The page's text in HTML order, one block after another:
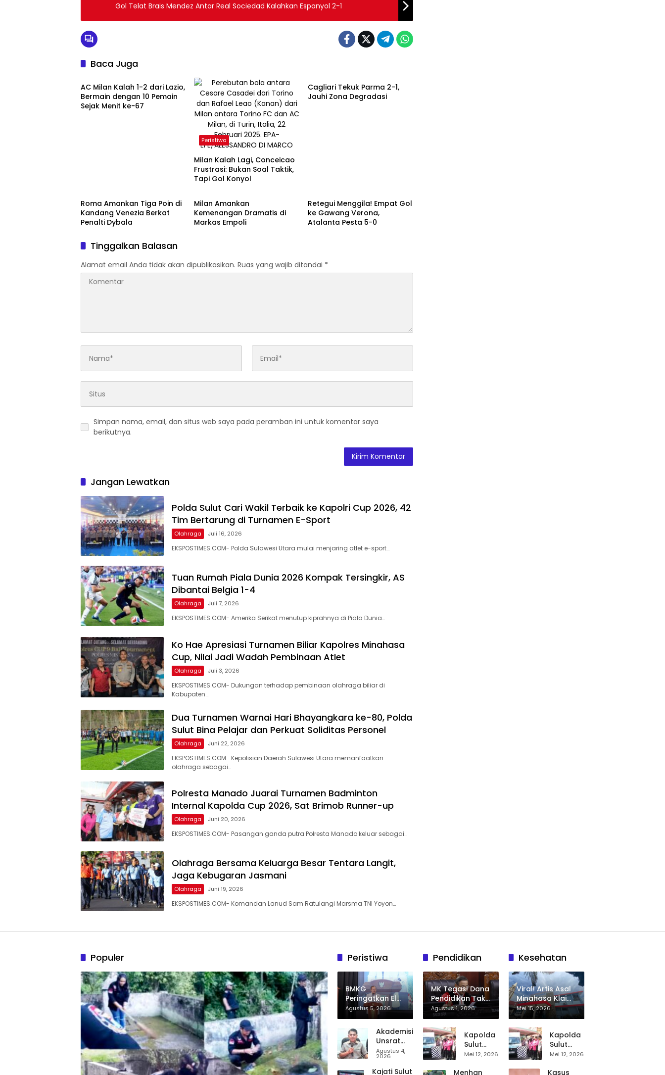
Gol Telat Brais Mendez Antar Real Sociedad Kalahkan Espanyol 2-1
Baca Juga
Olahraga
AC Milan Kalah 1-2 dari Lazio,
Bermain dengan 10 Pemain
Sejak Menit ke-67
Peristiwa
Milan Kalah Lagi, Conceicao
Frustrasi: Bukan Soal Taktik,
Tapi Gol Konyol
Cagliari Tekuk Parma 2-1,
Jauhi Zona Degradasi
Roma Amankan Tiga Poin di
Kandang Venezia Berkat
Penalti Dybala
Olahraga
Milan Amankan
Kemenangan Dramatis di
Markas Empoli
Retegui Menggila! Empat Gol
ke Gawang Verona,
Atalanta Pesta 5-0
Tinggalkan Balasan
Alamat email Anda tidak akan dipublikasikan. Ruas yang wajib ditandai *
Simpan nama, email, dan situs web saya pada peramban ini untuk komentar saya
berikutnya.
Jangan Lewatkan
Polda Sulut Cari Wakil Terbaik ke Kapolri Cup 2026, 42
Tim Bertarung di Turnamen E-Sport
Olahraga Juli 16, 2026
EKSPOSTIMES.COM- Polda Sulawesi Utara mulai menjaring atlet e-sport…
Tuan Rumah Piala Dunia 2026 Kompak Tersingkir, AS
Dibantai Belgia 1-4
Olahraga Juli 7, 2026
EKSPOSTIMES.COM- Amerika Serikat menutup kiprahnya di Piala Dunia…
Ko Hae Apresiasi Turnamen Biliar Kapolres Minahasa
Cup, Nilai Jadi Wadah Pembinaan Atlet
Olahraga Juli 3, 2026
EKSPOSTIMES.COM- Dukungan terhadap pembinaan olahraga biliar di
Kabupaten…
Dua Turnamen Warnai Hari Bhayangkara ke-80, Polda
Sulut Bina Pelajar dan Perkuat Soliditas Personel
Olahraga Juni 22, 2026
EKSPOSTIMES.COM- Kepolisian Daerah Sulawesi Utara memanfaatkan
olahraga sebagai…
Polresta Manado Juarai Turnamen Badminton
Internal Kapolda Cup 2026, Sat Brimob Runner-up
Olahraga Juni 20, 2026
EKSPOSTIMES.COM- Pasangan ganda putra Polresta Manado keluar sebagai…
Olahraga Bersama Keluarga Besar Tentara Langit,
Jaga Kebugaran Jasmani
Olahraga Juni 19, 2026
EKSPOSTIMES.COM- Komandan Lanud Sam Ratulangi Marsma TNI Yoyon…
Populer Peristiwa
BMKG
Peringatkan El
Niño Menguat,
Musim Kemarau
Diprediksi Lebih
Panjang dan
Kering pada
Agustus–
Agustus 5, 2026
Akademisi
Unsrat
Kritik Arah
BPMS
GMIM,
Agustus 4,
2026
Kajati Sulut
Pendidikan
MK Tegas! Dana
Pendidikan Tak
Boleh Dipakai
Menutup
Anggaran
Makan Bergizi
Gratis
Agustus 1, 2026
Kapolda
Sulut
Resmikan
MBG
Mei 12, 2026
Menhan
Kesehatan
Viral! Artis Asal
Minahasa Klaim
Salah Diagnosa
HIV, RS Budi
Setia Langowan
Disorot Publik
Mei 15, 2026
Kapolda
Sulut
Resmikan
MBG
Mei 12, 2026
Kasus